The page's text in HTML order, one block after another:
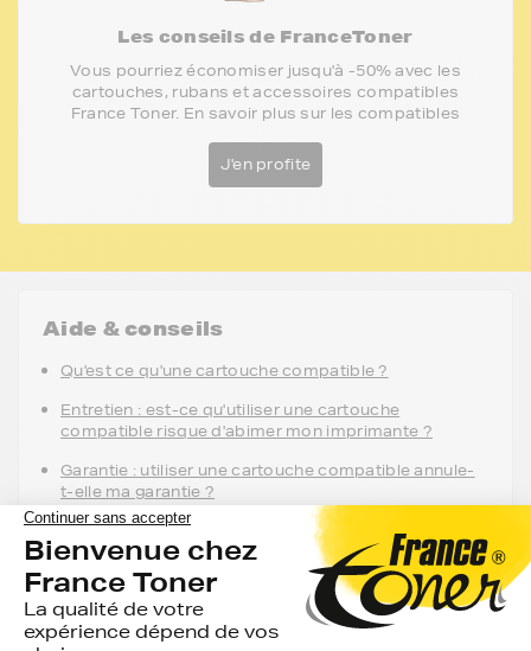
Les conseils de FranceToner
Vous pourriez économiser jusqu'à -50% avec les
cartouches, rubans et accessoires compatibles
France Toner. En savoir plus sur les compatibles
J'en profite
Aide & conseils
Qu'est ce qu'une cartouche compatible ?
Entretien : est-ce qu'utiliser une cartouche
compatible risque d'abimer mon imprimante ?
Garantie : utiliser une cartouche compatible annule-
t-elle ma garantie ?